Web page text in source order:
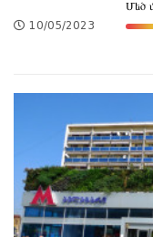
10/05/2023
Մեծ